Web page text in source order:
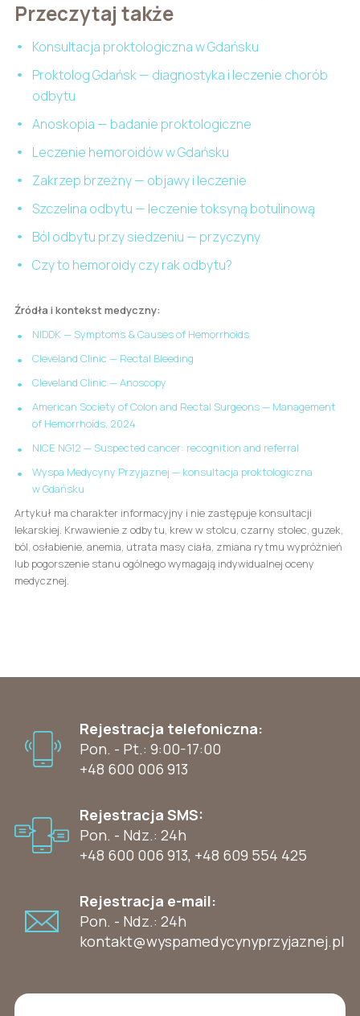
Przeczytaj także
Konsultacja proktologiczna w Gdańsku
Proktolog Gdańsk — diagnostyka i leczenie chorób
odbytu
Anoskopia — badanie proktologiczne
Leczenie hemoroidów w Gdańsku
Zakrzep brzeżny — objawy i leczenie
Szczelina odbytu — leczenie toksyną botulinową
Ból odbytu przy siedzeniu — przyczyny
Czy to hemoroidy czy rak odbytu?
Źródła i kontekst medyczny:
NIDDK — Symptoms & Causes of Hemorrhoids
Cleveland Clinic — Rectal Bleeding
Cleveland Clinic — Anoscopy
American Society of Colon and Rectal Surgeons — Management
of Hemorrhoids, 2024
NICE NG12 — Suspected cancer: recognition and referral
Wyspa Medycyny Przyjaznej — konsultacja proktologiczna
w Gdańsku
Artykuł ma charakter informacyjny i nie zastępuje konsultacji
lekarskiej. Krwawienie z odbytu, krew w stolcu, czarny stolec, guzek,
ból, osłabienie, anemia, utrata masy ciała, zmiana rytmu wypróżnień
lub pogorszenie stanu ogólnego wymagają indywidualnej oceny
medycznej.
Rejestracja telefoniczna:
Pon. - Pt.: 9:00-17:00
+48 600 006 913
Rejestracja SMS:
Pon. - Ndz.: 24h
+48 600 006 913, +48 609 554 425
Rejestracja e-mail:
Pon. - Ndz.: 24h
kontakt@wyspamedycynyprzyjaznej.pl